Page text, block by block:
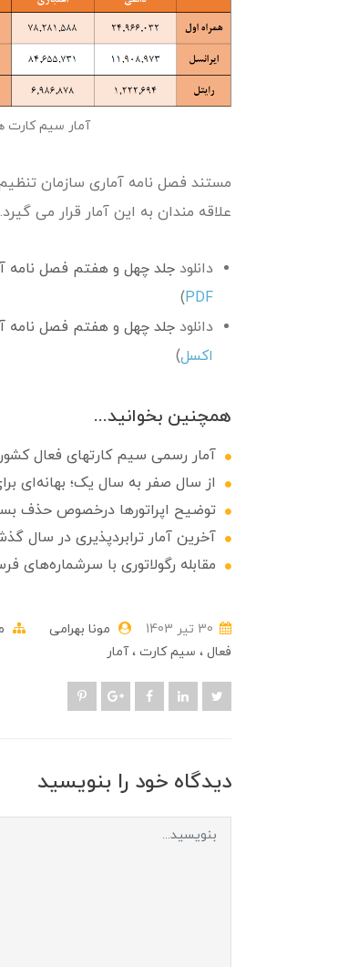
آمار سیم کارت
علاقه مندان به این آمار قرار می گیرد.
دانلود جلد چهل و هفتم فصل نامه آماری
PDF
)
دانلود جلد چهل و هفتم فصل نامه آماری
اکسل)
همچنین بخوانید...
آمار رسمی سیم کارتهای فعال کشور -
از سال صفر به سال یک؛ بهانه‌ای
توضیح اپراتورها درخصوص حذف
آخرین آمار ترابردپذیری در سال
مقابله رگولاتوری با سرشماره‌های
مونا بهرامی
فعال
سیم کارت آمار
دیدگاه خود را بنویسید